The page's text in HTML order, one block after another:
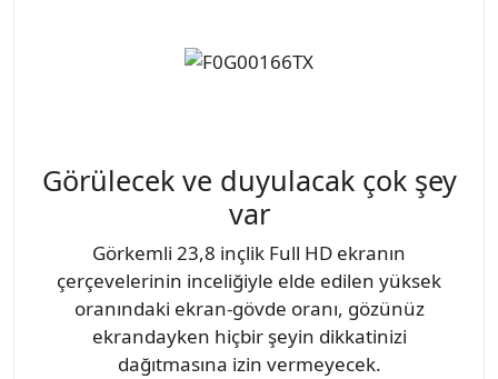
Görülecek ve duyulacak çok şey
var
Görkemli 23,8 inçlik Full HD ekranın
çerçevelerinin inceliğiyle elde edilen yüksek
oranındaki ekran-gövde oranı, gözünüz
ekrandayken hiçbir şeyin dikkatinizi
dağıtmasına izin vermeyecek.